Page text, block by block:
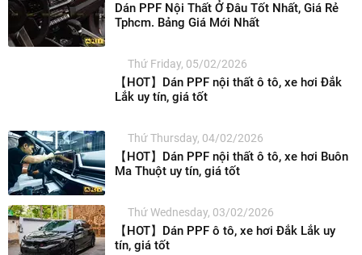
Dán PPF Nội Thất Ở Đâu Tốt Nhất, Giá Rẻ
Tphcm. Bảng Giá Mới Nhất
Thứ Friday, 05/02/2026
【HOT】Dán PPF nội thất ô tô, xe hơi Đắk
Lắk uy tín, giá tốt
Thứ Thursday, 04/02/2026
【HOT】Dán PPF nội thất ô tô, xe hơi Buôn
Ma Thuột uy tín, giá tốt
Thứ Wednesday, 03/02/2026
【HOT】Dán PPF ô tô, xe hơi Đắk Lắk uy
tín, giá tốt